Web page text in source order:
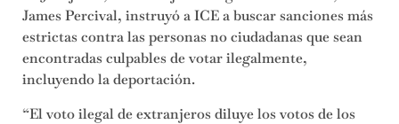
James Percival, instruyó a ICE a buscar sanciones más
estrictas contra las personas no ciudadanas que sean
encontradas culpables de votar ilegalmente,
incluyendo la deportación.
“El voto ilegal de extranjeros diluye los votos de los